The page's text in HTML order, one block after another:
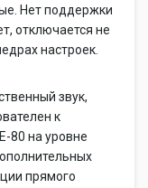
Нет поддержки
отключается не
настроек.
звук,
к
80 на уровне
прямого